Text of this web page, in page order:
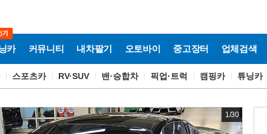
카 커뮤니티 내차팔기 오토바이 중고장터 업체검색
스포츠카 RV·SUV 밴·승합차 픽업·트럭 캠핑카 튜닝카
1/30